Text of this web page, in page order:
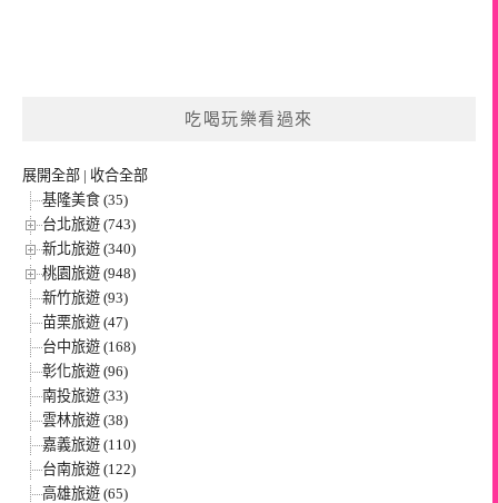
吃喝玩樂看過來
展開全部 | 收合全部
基隆美食 (35)
台北旅遊 (743)
新北旅遊 (340)
桃園旅遊 (948)
新竹旅遊 (93)
苗栗旅遊 (47)
台中旅遊 (168)
彰化旅遊 (96)
南投旅遊 (33)
雲林旅遊 (38)
嘉義旅遊 (110)
台南旅遊 (122)
高雄旅遊 (65)